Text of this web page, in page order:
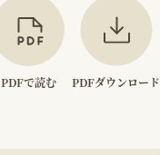
PDFで読む PDFダウンロード